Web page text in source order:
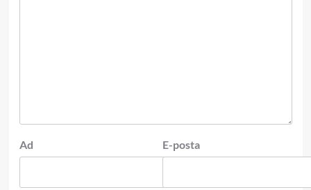
Ad E-posta